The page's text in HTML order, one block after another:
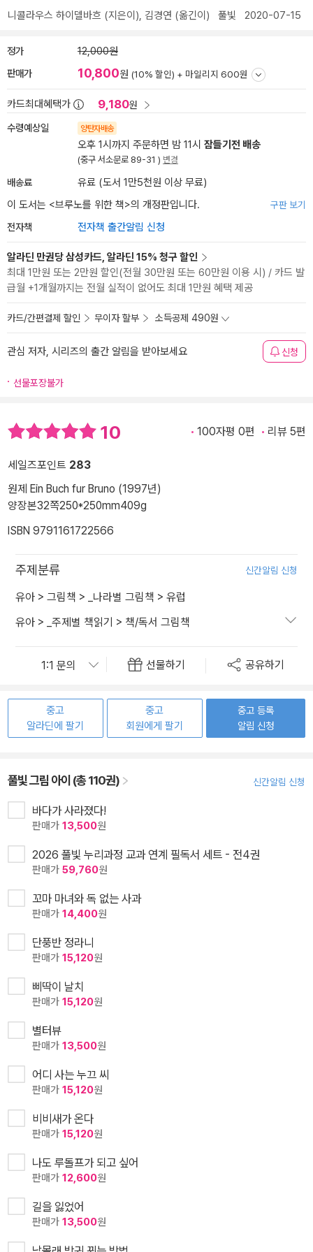
니콜라우스 하이델바흐 (지은이), 김경연 (옮긴이) 풀빛 2020-07-15
정가 12,000원
판매가 10,800원 (10% 할인) + 마일리지 600원
카드최대혜택가 9,180원
수령예상일 양탄자배송
오후 1시까지 주문하면 밤 11시 잠들기전 배송
(중구 서소문로 89-31 ) 변경
배송료
유료 (도서 1만5천원 이상 무료)
이 도서는 <브루노를 위한 책>의 개정판입니다. 구판 보기
전자책 전자책 출간알림 신청
알라딘 만권당 삼성카드, 알라딘 15% 청구 할인
최대 1만원 또는 2만원 할인(전월 30만원 또는 60만원 이용 시) / 카드 발
급월 +1개월까지는 전월 실적이 없어도 최대 1만원 혜택 제공
카드/간편결제 할인 무이자 할부 소득공제 490원
관심 저자, 시리즈의 출간 알림을 받아보세요 신청
선물포장불가
10 100자평 0편 리뷰 5편
세일즈포인트 283
원제 Ein Buch fur Bruno (1997년)
양장본32쪽250*250mm409g
ISBN 9791161722566
주제분류 신간알림 신청
유아 > 그림책 > _나라별 그림책 > 유럽
유아 > _주제별 책읽기 > 책/독서 그림책
선물하기 공유하기
중고
알라딘에 팔기
중고
회원에게 팔기
중고 등록
알림 신청
풀빛 그림 아이 (총 110권) 신간알림 신청
바다가 사라졌다!
판매가 13,500원
2026 풀빛 누리과정 교과 연계 필독서 세트 - 전4권
판매가 59,760원
꼬마 마녀와 독 없는 사과
판매가 14,400원
단풍반 정라니
판매가 15,120원
삐딱이 날치
판매가 15,120원
별터뷰
판매가 13,500원
어디 사는 누끄 씨
판매가 15,120원
비비새가 온다
판매가 15,120원
나도 루돌프가 되고 싶어
판매가 12,600원
길을 잃었어
판매가 13,500원